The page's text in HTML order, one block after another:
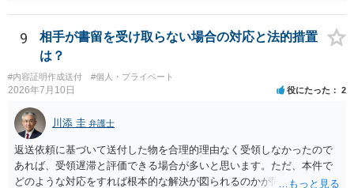
と、もし異議申立てがなされる可能性が高そうであれば時間の浪費
（通常訴訟へ移行する日数分空転する）になりますし、支払督促及び
その異議後の通常訴訟は相手方の住所地が管轄裁判所になるため（特
に相手方が遠方である場合は）対応が面倒な場合があるからです。相
手方の主張については、和解で減額を考慮すればよいと思います。 な
お、残念ながら、「連絡も返ってこず、返済の目処も立たずで精神的
ダメージが大きく」という理由では、慰謝料請求は通常は認められま
せん。
9
相手が書留を受け取らない場合の対応と法的措置
は？
#内容証明作成送付 #個人・プライベート
2026年7月10日 役にたった 2
川添 圭 弁護士
返送依頼に基づいて送付した物を合理的理由なく受領しなかったので
あれば、受領遅滞と評価できる場合が多いと思います。ただ、本件で
どのような対応をすれば根本的な解決が図られるのかが問題になるた